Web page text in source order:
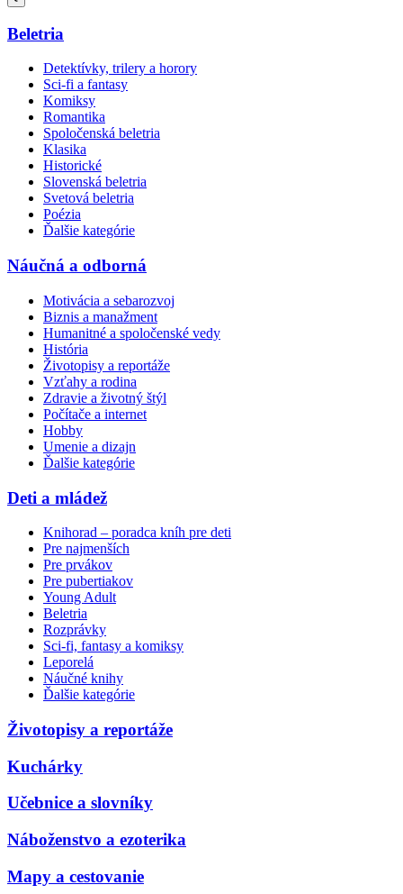
Beletria
Detektívky, trilery a horory
Sci-fi a fantasy
Komiksy
Romantika
Spoločenská beletria
Klasika
Historické
Slovenská beletria
Svetová beletria
Poézia
Ďalšie kategórie
Náučná a odborná
Motivácia a sebarozvoj
Biznis a manažment
Humanitné a spoločenské vedy
História
Životopisy a reportáže
Vzťahy a rodina
Zdravie a životný štýl
Počítače a internet
Hobby
Umenie a dizajn
Ďalšie kategórie
Deti a mládež
Knihorad – poradca kníh pre deti
Pre najmenších
Pre prvákov
Pre pubertiakov
Young Adult
Beletria
Rozprávky
Sci-fi, fantasy a komiksy
Leporelá
Náučné knihy
Ďalšie kategórie
Životopisy a reportáže
Kuchárky
Učebnice a slovníky
Náboženstvo a ezoterika
Mapy a cestovanie